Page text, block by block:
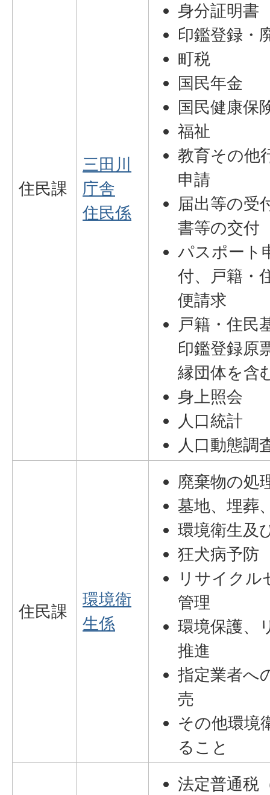
住民課
三田川
庁舎
住民係
身分証明書
印鑑登録・
町税
国民年金
国民健康保
福祉
教育その他
申請
届出等の受
書等の交付
パスポート
付、戸籍・
便請求
戸籍・住民
印鑑登録原
縁団体を含
身上照会
人口統計
人口動態調
住民課
環境衛
生係
廃棄物の処
墓地、埋葬
環境衛生及
狂犬病予防
リサイクル
管理
環境保護、
推進
指定業者へ
売
その他環境
ること
法定普通税